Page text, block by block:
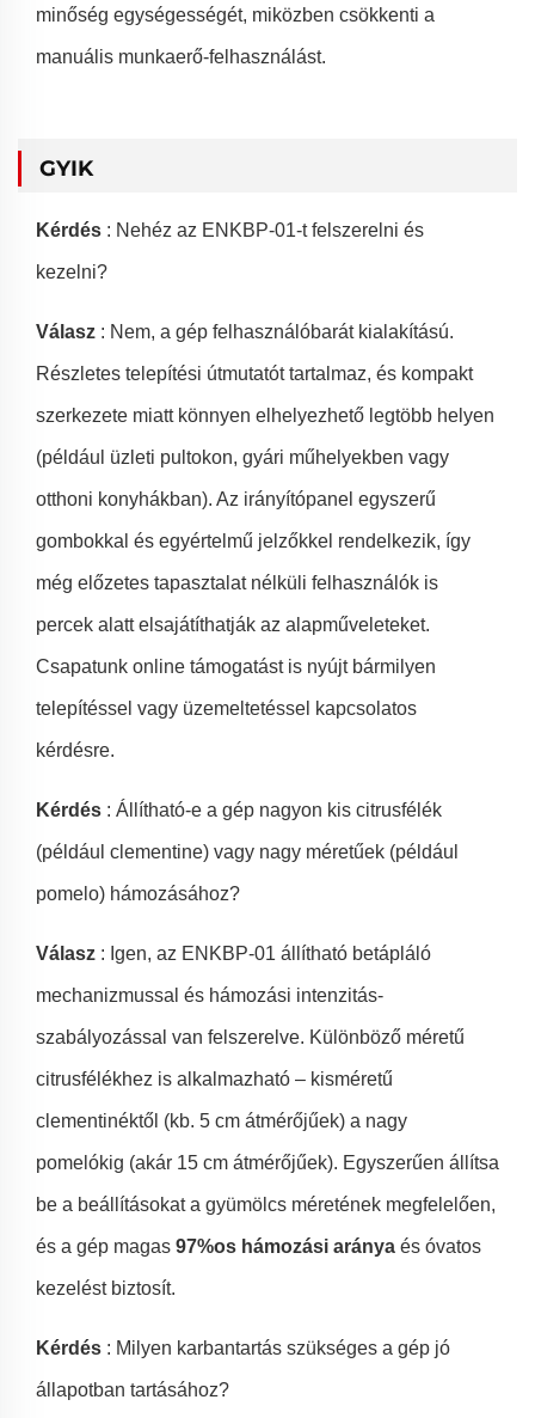
minőség egységességét, miközben csökkenti a
manuális munkaerő-felhasználást.
GYIK
Kérdés : Nehéz az ENKBP-01-t felszerelni és
kezelni?
Válasz : Nem, a gép felhasználóbarát kialakítású.
Részletes telepítési útmutatót tartalmaz, és kompakt
szerkezete miatt könnyen elhelyezhető legtöbb helyen
(például üzleti pultokon, gyári műhelyekben vagy
otthoni konyhákban). Az irányítópanel egyszerű
gombokkal és egyértelmű jelzőkkel rendelkezik, így
még előzetes tapasztalat nélküli felhasználók is
percek alatt elsajátíthatják az alapműveleteket.
Csapatunk online támogatást is nyújt bármilyen
telepítéssel vagy üzemeltetéssel kapcsolatos
kérdésre.
Kérdés : Állítható-e a gép nagyon kis citrusfélék
(például clementine) vagy nagy méretűek (például
pomelo) hámozásához?
Válasz : Igen, az ENKBP-01 állítható betápláló
mechanizmussal és hámozási intenzitás-
szabályozással van felszerelve. Különböző méretű
citrusfélékhez is alkalmazható – kisméretű
clementinéktől (kb. 5 cm átmérőjűek) a nagy
pomelókig (akár 15 cm átmérőjűek). Egyszerűen állítsa
be a beállításokat a gyümölcs méretének megfelelően,
és a gép magas 97%os hámozási aránya és óvatos
kezelést biztosít.
Kérdés : Milyen karbantartás szükséges a gép jó
állapotban tartásához?